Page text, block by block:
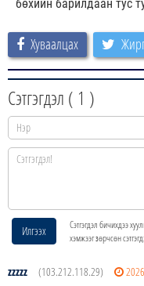
бөхийн барилдаан тус
Хуваалцах
Сэтгэгдэл ( 1 )
Илгээх
Сэтгэгдэл бичихдээ
хэмжээг зөрчсөн
zzzzz (103.212.118.29)